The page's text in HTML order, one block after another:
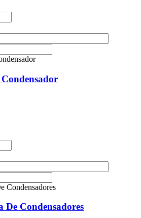
De Condensadores